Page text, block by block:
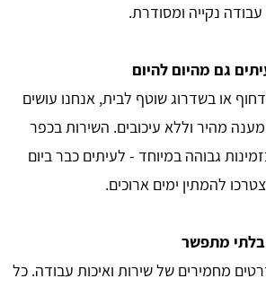
נקייה ומסודרת.
גם מהיום להיום
או בשדרוג שוטף לבית, אנחנו עושים
מהיר וללא עיכובים. השירות בכפר
גבוהה במיוחד - לעיתים כבר ביום
להמתין ימים ארוכים.
מתפשר
מחמירים של שירות ואיכות עבודה. כל